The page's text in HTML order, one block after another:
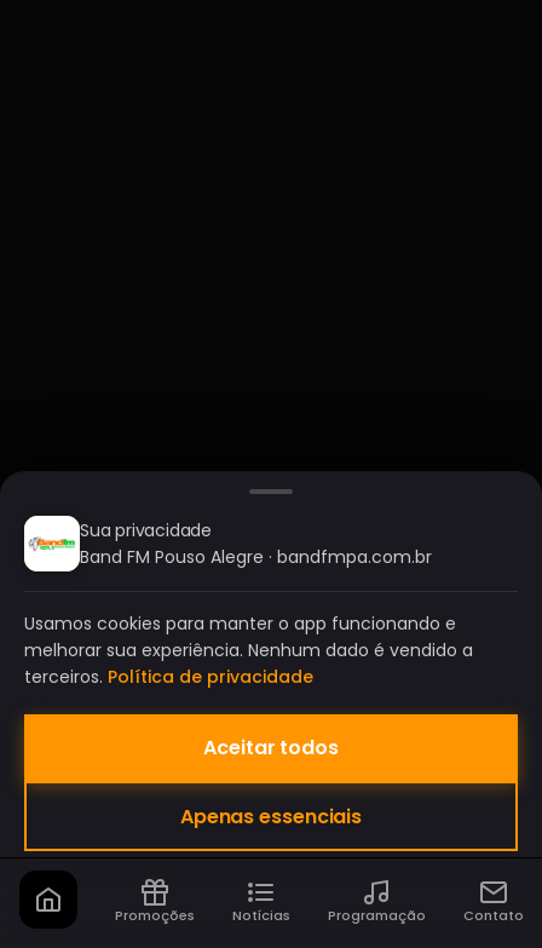
BAND FM POUSO ALEGRE
A SUA RÁDIO DO SEU JEITO!
Sua privacidade
Band FM Pouso Alegre · bandfmpa.com.br
Usamos cookies para manter o app funcionando e
melhorar sua experiência. Nenhum dado é vendido a
terceiros. Política de privacidade
Aceitar todos
Apenas essenciais
Promoções Notícias Programação Contato